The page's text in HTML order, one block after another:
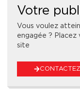
Votre
Vous voulez
engagée ? Placez
site